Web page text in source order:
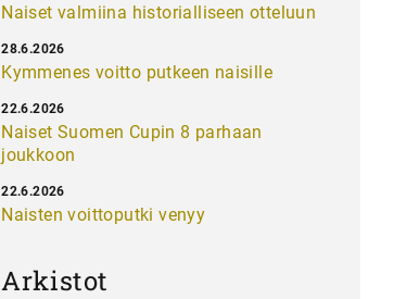
Naiset valmiina historialliseen otteluun
Kymmenes voitto putkeen naisille
28.6.2026
Naiset Suomen Cupin 8 parhaan
joukkoon
22.6.2026
Naisten voittoputki venyy
22.6.2026
Arkistot